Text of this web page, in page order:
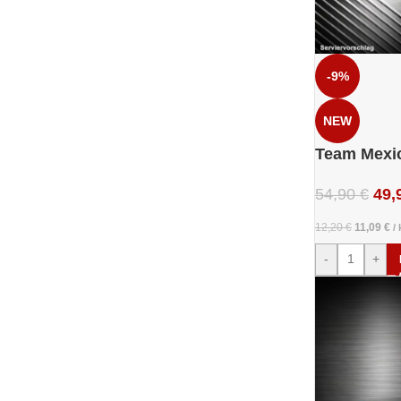
-9%
NEW
Team
54,90€
12,20€ 11,09 € /
- +